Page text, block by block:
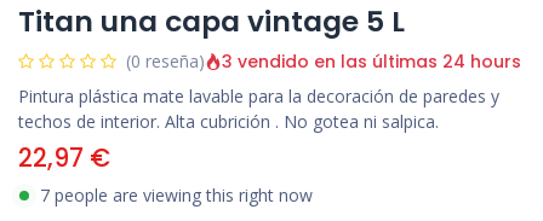
Titan una capa vintage 5 L
(0 reseña) 3 vendido en las últimas 24 hours
Pintura plástica mate lavable para la decoración de paredes y
techos de interior. Alta cubrición . No gotea ni salpica.
22,97 €
7 people are viewing this right now